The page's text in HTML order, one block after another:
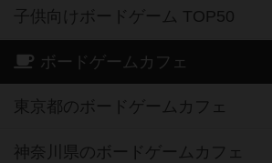
子供向けボードゲーム TOP50
ボードゲームカフェ
東京都のボードゲームカフェ
神奈川県のボードゲームカフェ